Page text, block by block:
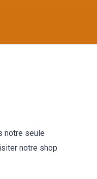
notre seule
notre shop